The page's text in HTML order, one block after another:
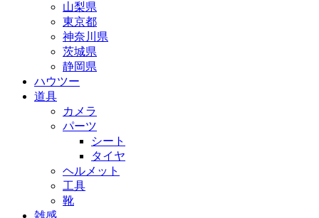
山梨県
東京都
神奈川県
茨城県
静岡県
ハウツー
道具
カメラ
パーツ
シート
タイヤ
ヘルメット
工具
靴